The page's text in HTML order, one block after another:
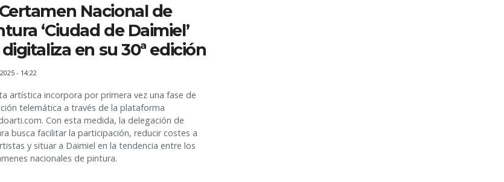
Nacional de
‘Ciudad de Daimiel’
en su 30ª edición
- 14:22
artística incorpora por primera vez una fase de
telemática a través de la plataforma
Con esta medida, la delegación de
busca facilitar la participación, reducir costes a
y situar a Daimiel en la tendencia entre los
nacionales de pintura.